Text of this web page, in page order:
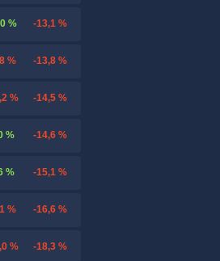
% -13,1 %
% -13,8 %
% -14,5 %
% -14,6 %
% -15,1 %
% -16,6 %
% -18,3 %